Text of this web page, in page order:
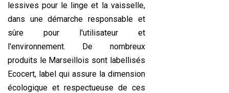
lessives pour le linge et la vaisselle,
dans une démarche responsable et
sûre pour l'utilisateur et
l'environnement. De nombreux
produits le Marseillois sont labellisés
Ecocert, label qui assure la dimension
écologique et respectueuse de ces